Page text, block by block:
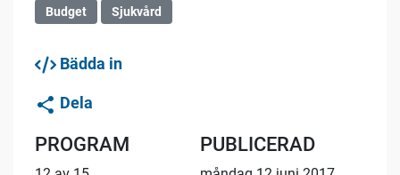
Budget Sjukvård
Bädda in
Dela
PROGRAM PUBLICERAD